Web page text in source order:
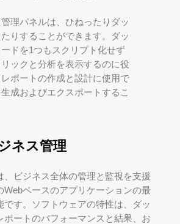
理パネルは、ひねったりダッ
りすることができます。ダッ
ドを1つもスクリプト化せず
ックと分析を表示するのに役
ポートの作成と設計に使用で
成およびエクスポートするこ
ネス管理
、ビジネス全体の管理と監視を支援
Webベースのアプリケーションの最
です。ソフトウェアの特性は、ダッ
ポートのパフォーマンスと結果、お